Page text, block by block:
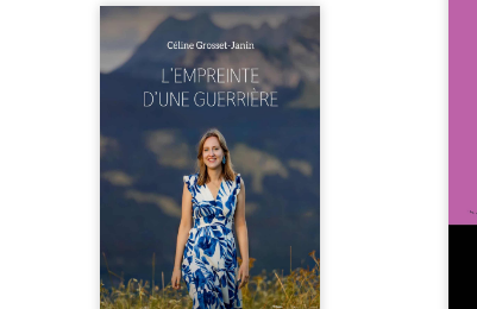
Que reste-t-il de l’enfance
lorsque la maladie impose ses
propres règles ? L’empreinte
d’une guerrière livre, sans
détour, le récit d’un quotidien
bouleversé par la maladie
chronique, l’errance médicale
et de longues hospitalisations.
L’auteure y raconte ce que les
dossiers médicaux taisent : la
peur, l’isolement, l’épuisement
et le sentiment de ne pas ...
La